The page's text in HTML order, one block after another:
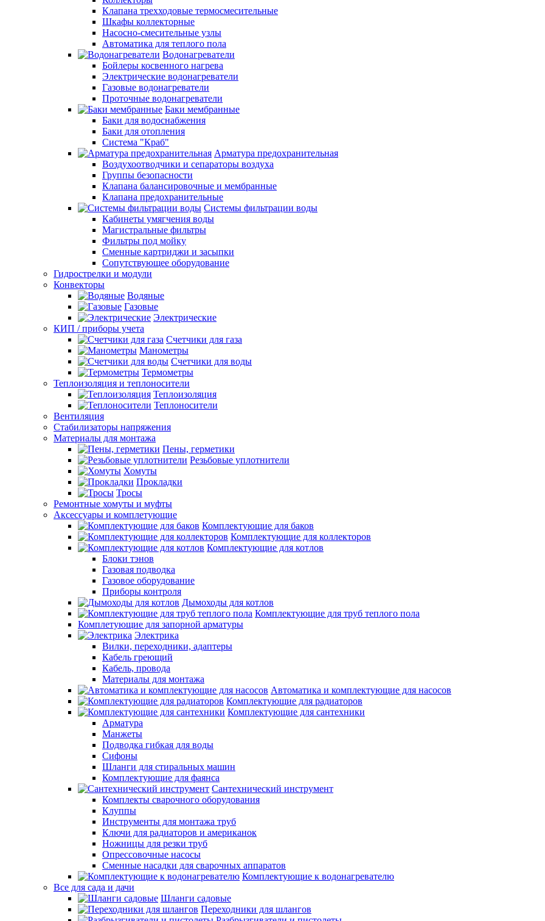
Клапана трехходовые термосмесительные
Шкафы коллекторные
Насосно-смесительные узлы
Автоматика для теплого пола
Водонагреватели
Бойлеры косвенного нагрева
Электрические водонагреватели
Газовые водонагреватели
Проточные водонагреватели
Баки мембранные
Баки для водоснабжения
Баки для отопления
Система "Краб"
Арматура предохранительная
Воздухоотводчики и сепараторы воздуха
Группы безопасности
Клапана балансировочные и мембранные
Клапана предохранительные
Системы фильтрации воды
Кабинеты умягчения воды
Магистральные фильтры
Фильтры под мойку
Сменные картриджи и засыпки
Сопутствующее оборудование
Гидрострелки и модули
Конвекторы
Водяные
Газовые
Электрические
КИП / приборы учета
Счетчики для газа
Манометры
Счетчики для воды
Термометры
Теплоизоляция и теплоносители
Теплоизоляция
Теплоносители
Вентиляция
Стабилизаторы напряжения
Материалы для монтажа
Пены, герметики
Резьбовые уплотнители
Хомуты
Прокладки
Тросы
Ремонтные хомуты и муфты
Аксессуары и комплетующие
Комплектующие для баков
Комплектующие для коллекторов
Комплектующие для котлов
Блоки тэнов
Газовая подводка
Газовое оборудование
Приборы контроля
Дымоходы для котлов
Комплектующие для труб теплого пола
Комплетующие для запорной арматуры
Электрика
Вилки, переходники, адаптеры
Кабель греющий
Кабель, провода
Материалы для монтажа
Автоматика и комплектующие для насосов
Комплектующие для радиаторов
Комплектующие для сантехники
Арматура
Манжеты
Подводка гибкая для воды
Сифоны
Шланги для стиральных машин
Комплектующие для фаянса
Сантехнический инструмент
Комплекты сварочного оборудования
Клуппы
Инструменты для монтажа труб
Ключи для радиаторов и американок
Ножницы для резки труб
Опрессовочные насосы
Сменные насадки для сварочных аппаратов
Комплектующие к водонагревателю
Все для сада и дачи
Шланги садовые
Переходники для шлангов